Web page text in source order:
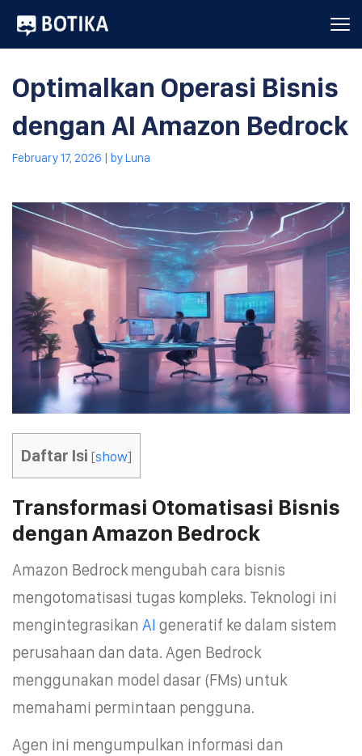
Optimalkan Operasi Bisnis
dengan AI Amazon Bedrock
February 17, 2026 | byLuna
Daftar Isi [show]
Transformasi Otomatisasi Bisnis
dengan Amazon Bedrock
Amazon Bedrock mengubah cara bisnis
mengotomatisasi tugas kompleks. Teknologi ini
mengintegrasikan AI generatif ke dalam sistem
perusahaan dan data. Agen Bedrock
menggunakan model dasar (FMs) untuk
memahami permintaan pengguna.
Agen ini mengumpulkan informasi dan